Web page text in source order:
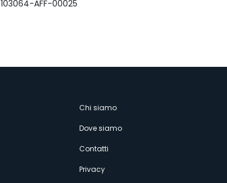
103064-AFF-00025
Menù
secondario
Chi siamo
Dove siamo
Contatti
Privacy